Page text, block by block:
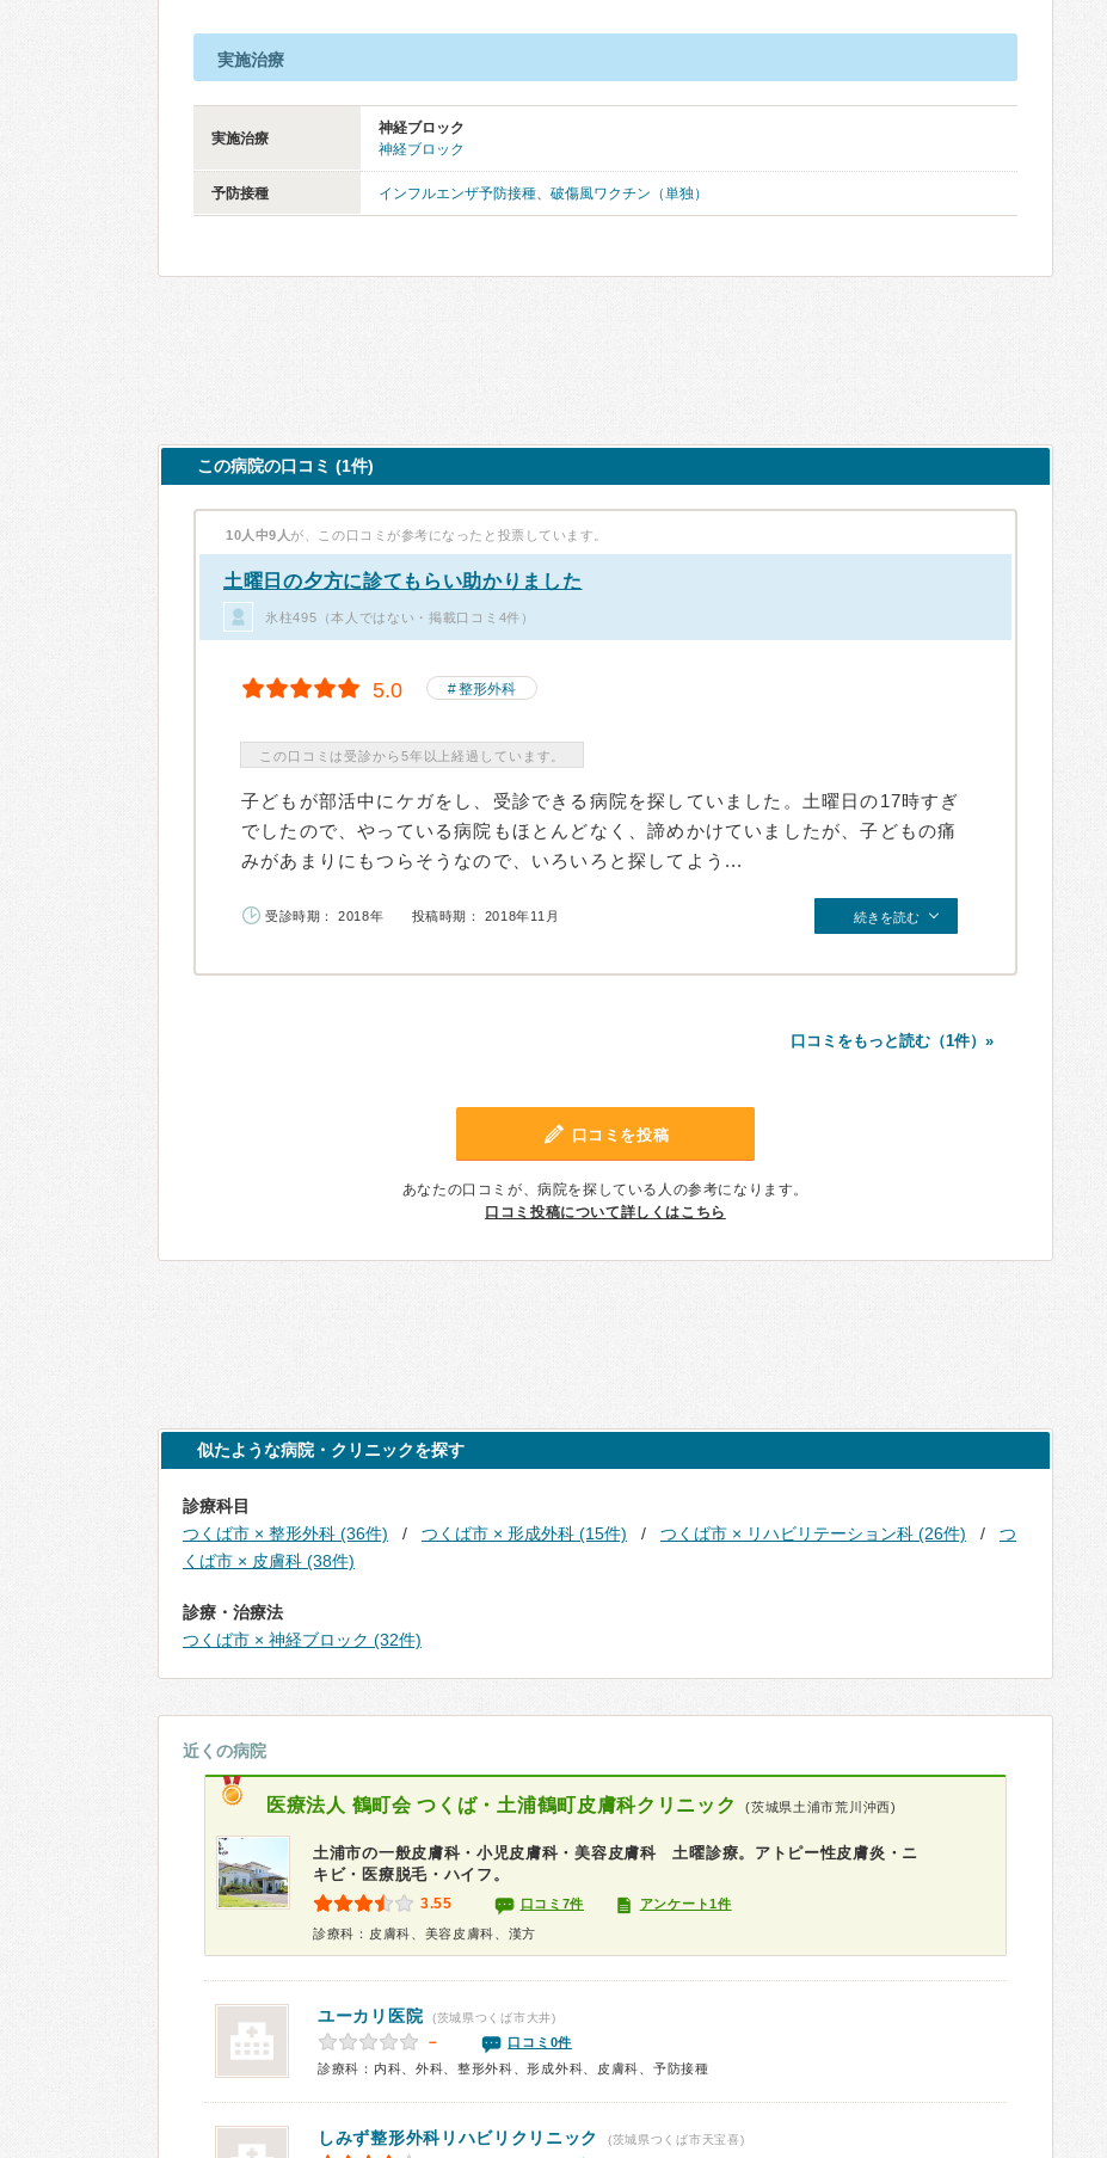
実施治療
実施治療
神経ブロック
神経ブロック
予防接種 インフルエンザ予防接種、 破傷風ワクチン（単独）
この病院の口コミ (1件)
10人中9人 が、この口コミが参考になったと投票しています。
土曜日の夕方に診てもらい助かりました
氷柱495（本人ではない・掲載口コミ4件）
5.0 整形外科
この口コミは受診から5年以上経過しています。
子どもが部活中にケガをし、受診できる病院を探していました。土曜日の17時すぎ
でしたので、やっている病院もほとんどなく、諦めかけていましたが、子どもの痛
みがあまりにもつらそうなので、いろいろと探してよう...
受診時期： 2018年 投稿時期： 2018年11月 続きを読む
口コミをもっと読む（1件）»
口コミを投稿
あなたの口コミが、病院を探している人の参考になります。
口コミ投稿について詳しくはこちら
似たような病院・クリニックを探す
診療科目
つくば市 × 整形外科 (36件)
つくば市 × 形成外科 (15件) つくば市 × リハビリテーション科 (26件)
つ
くば市 × 皮膚科 (38件)
診療・治療法
つくば市 × 神経ブロック (32件)
近くの病院
医療法人 鶴町会つくば・土浦鶴町皮膚科クリニック (茨城県土浦市荒川沖西)
土浦市の一般皮膚科・小児皮膚科・美容皮膚科 土曜診療。アトピー性皮膚炎・ニ
キビ・医療脱毛・ハイフ。
3.55 口コミ7件 アンケート1件
診療科：皮膚科、美容皮膚科、漢方
ユーカリ医院 (茨城県つくば市大井)
－
口コミ0件
診療科：内科、外科、整形外科、形成外科、皮膚科、予防接種
しみず整形外科リハビリクリニック (茨城県つくば市天宝喜)